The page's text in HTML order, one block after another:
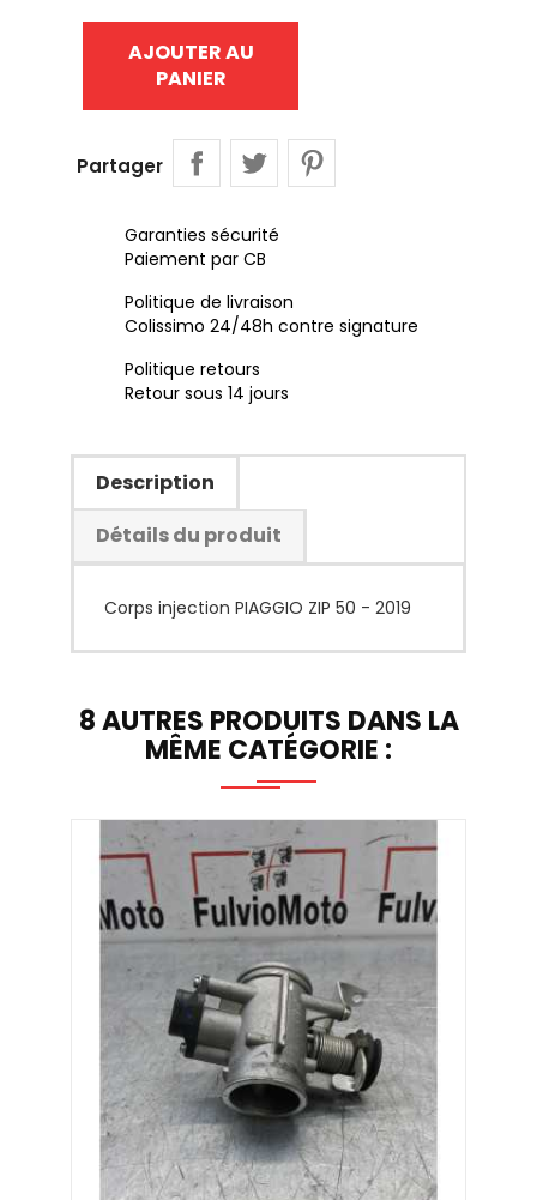
AJOUTER AU
PANIER
Partager
Garanties sécurité
Paiement par CB
Politique de livraison
Colissimo 24/48h contre signature
Politique retours
Retour sous 14 jours
Description
Détails du produit
Corps injection PIAGGIO ZIP 50 - 2019
8 AUTRES PRODUITS DANS LA
MÊME CATÉGORIE :